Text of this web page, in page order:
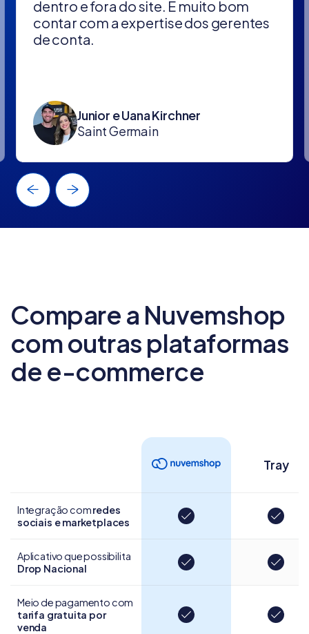
dentro e fora do site. É muito bom
contar com a expertise dos gerentes
de conta.
Junior e Uana Kirchner
Saint Germain
Compare a Nuvemshop
com outras plataformas
de e-commerce
Tray
Integração comredes
sociais e marketplaces
Aplicativo que possibilita
Drop Nacional
Meio de pagamento com
tarifa gratuita por
venda